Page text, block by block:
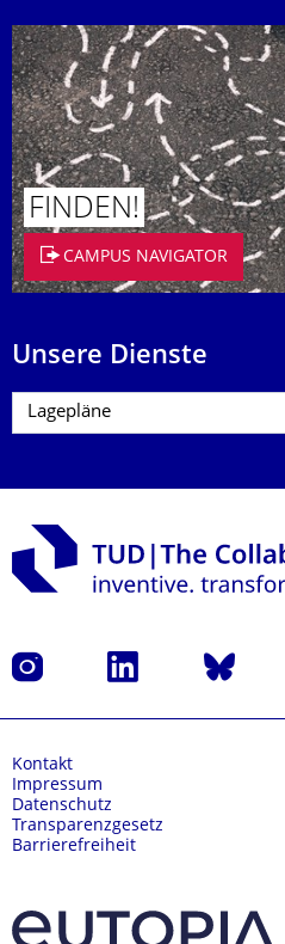
FINDEN!
CAMPUS NAVIGATOR
Unsere Dienste
Instagram LinkedIn Bluesky
Kontakt
Impressum
Datenschutz
Transparenzgesetz
Barrierefreiheit